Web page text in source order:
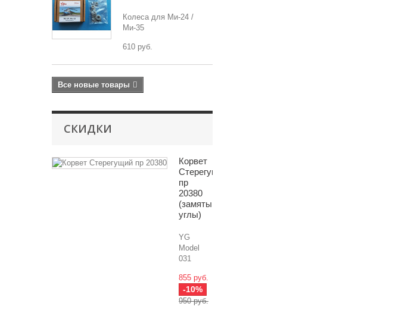
Колеса для Ми-24 /
Ми-35
610 руб.
Все новые товары
СКИДКИ
Корвет
Стерегущий
пр
20380
(замяты
углы)
YG
Model
031
855 руб.
-10%
950 руб.